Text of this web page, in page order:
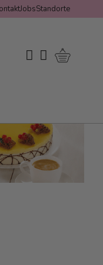
JobsStandorte
My Wishlist
Mein Konto